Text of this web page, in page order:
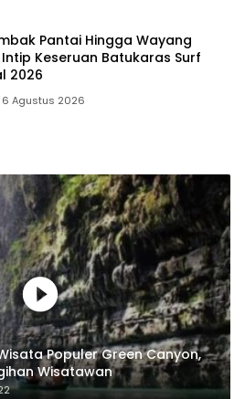
Pantai Hingga Wayang
Keseruan Batukaras Surf
2026
6 Agustus 2026
Populer Green Canyon,
Wisatawan